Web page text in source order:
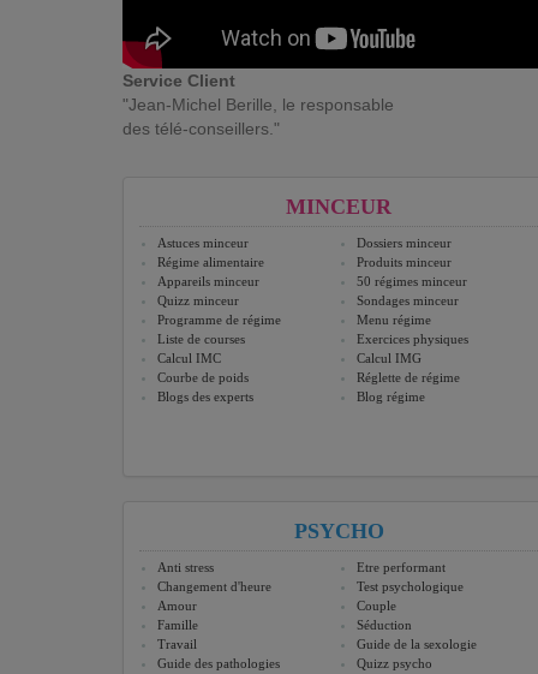
Service Client
"Jean-Michel Berille, le responsable
des télé-conseillers."
MINCEUR
Astuces minceur
Dossiers minceur
Régime alimentaire
Produits minceur
Appareils minceur
50 régimes minceur
Quizz minceur
Sondages minceur
Programme de régime
Menu régime
Liste de courses
Exercices physiques
Calcul IMC
Calcul IMG
Courbe de poids
Réglette de régime
Blogs des experts
Blog régime
PSYCHO
Anti stress
Etre performant
Changement d'heure
Test psychologique
Amour
Couple
Famille
Séduction
Travail
Guide de la sexologie
Guide des pathologies
Quizz psycho